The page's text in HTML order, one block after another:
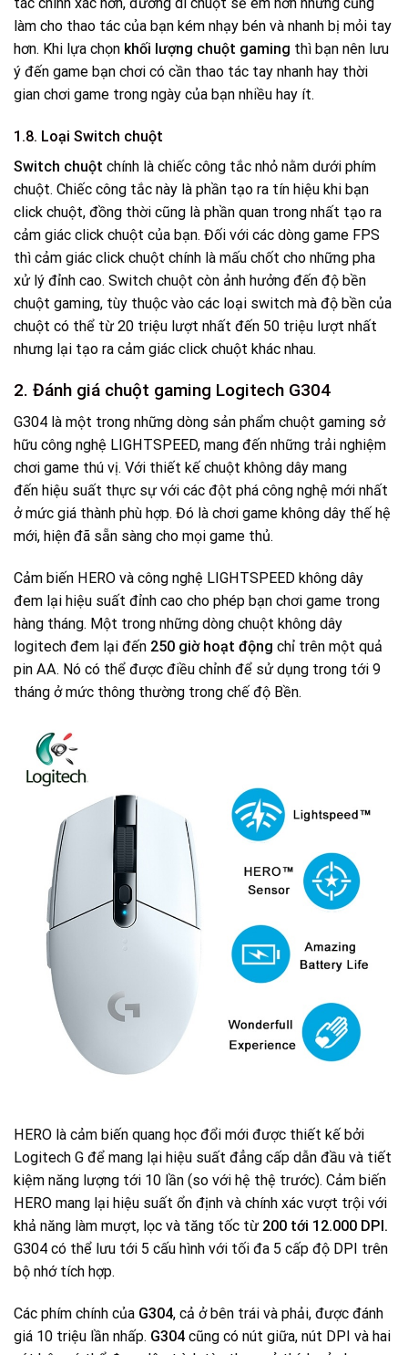
tác chính xác hơn, đường di chuột sẽ êm hơn nhưng cũng
làm cho thao tác của bạn kém nhạy bén và nhanh bị mỏi tay
hơn. Khi lựa chọn khối lượng chuột gaming thì bạn nên lưu
ý đến game bạn chơi có cần thao tác tay nhanh hay thời
gian chơi game trong ngày của bạn nhiều hay ít.
1.8. Loại Switch chuột
Switch chuột chính là chiếc công tắc nhỏ nằm dưới phím
chuột. Chiếc công tắc này là phần tạo ra tín hiệu khi bạn
click chuột, đồng thời cũng là phần quan trong nhất tạo ra
cảm giác click chuột của bạn. Đối với các dòng game FPS
thì cảm giác click chuột chính là mấu chốt cho những pha
xử lý đỉnh cao. Switch chuột còn ảnh hưởng đến độ bền
chuột gaming, tùy thuộc vào các loại switch mà độ bền của
chuột có thể từ 20 triệu lượt nhất đến 50 triệu lượt nhất
nhưng lại tạo ra cảm giác click chuột khác nhau.
2. Đánh giá chuột gaming Logitech G304
G304 là một trong những dòng sản phẩm chuột gaming sở
hữu công nghệ LIGHTSPEED, mang đến những trải nghiệm
chơi game thú vị. Với thiết kế chuột không dây mang
đến hiệu suất thực sự với các đột phá công nghệ mới nhất
ở mức giá thành phù hợp. Đó là chơi game không dây thế hệ
mới, hiện đã sẵn sàng cho mọi game thủ.
Cảm biến HERO và công nghệ LIGHTSPEED không dây
đem lại hiệu suất đỉnh cao cho phép bạn chơi game trong
hàng tháng. Một trong những dòng chuột không dây
logitech đem lại đến 250 giờ hoạt động chỉ trên một quả
pin AA. Nó có thể được điều chỉnh để sử dụng trong tới 9
tháng ở mức thông thường trong chế độ Bền.
HERO là cảm biến quang học đổi mới được thiết kế bởi
Logitech G để mang lại hiệu suất đẳng cấp dẫn đầu và tiết
kiệm năng lượng tới 10 lần (so với hệ thệ trước). Cảm biến
HERO mang lại hiệu suất ổn định và chính xác vượt trội với
khả năng làm mượt, lọc và tăng tốc từ 200 tới 12.000 DPI.
G304 có thể lưu tới 5 cấu hình với tối đa 5 cấp độ DPI trên
bộ nhớ tích hợp.
Các phím chính của G304, cả ở bên trái và phải, được đánh
giá 10 triệu lần nhấp. G304 cũng có nút giữa, nút DPI và hai